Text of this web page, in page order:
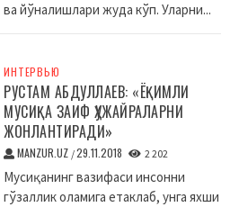
ва йўналишлари жуда кўп. Уларни...
ИНТЕРВЬЮ
РУСТАМ АБДУЛЛАЕВ: «ЁҚИМЛИ
МУСИҚА ЗАИФ ҲУЖАЙРАЛАРНИ
ЖОНЛАНТИРАДИ»
MANZUR.UZ /29.11.2018 2 202
Мусиқанинг вазифаси инсонни
гўзаллик оламига етаклаб, унга яхши